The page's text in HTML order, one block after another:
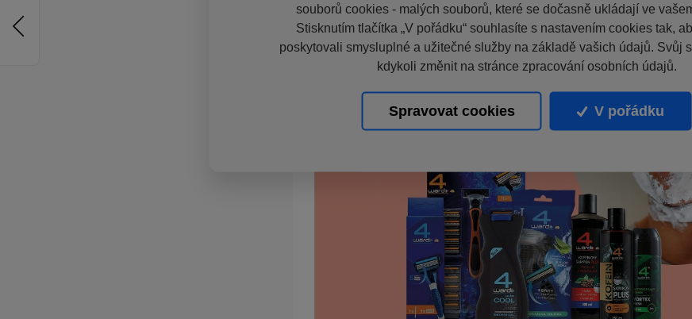
souborů cookies - malých souborů, které se dočasně ukládají ve
Stisknutím tlačítka „V pořádku“ souhlasíte s nastavením cookies tak,
poskytovali smysluplné a užitečné služby na základě vašich údajů. Svůj
kdykoli změnit na stránce zpracování osobních údajů.
Spravovat cookies V pořádku